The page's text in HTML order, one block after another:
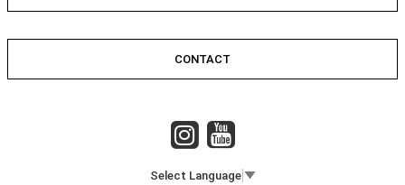
CONTACT
Select Language ▼